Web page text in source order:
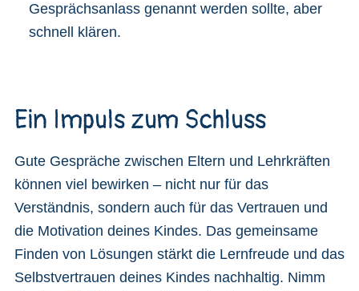
Gesprächsanlass genannt werden sollte, aber
schnell klären.
Ein Impuls zum Schluss
Gute Gespräche zwischen Eltern und Lehrkräften
können viel bewirken – nicht nur für das
Verständnis, sondern auch für das Vertrauen und
die Motivation deines Kindes. Das gemeinsame
Finden von Lösungen stärkt die Lernfreude und das
Selbstvertrauen deines Kindes nachhaltig. Nimm